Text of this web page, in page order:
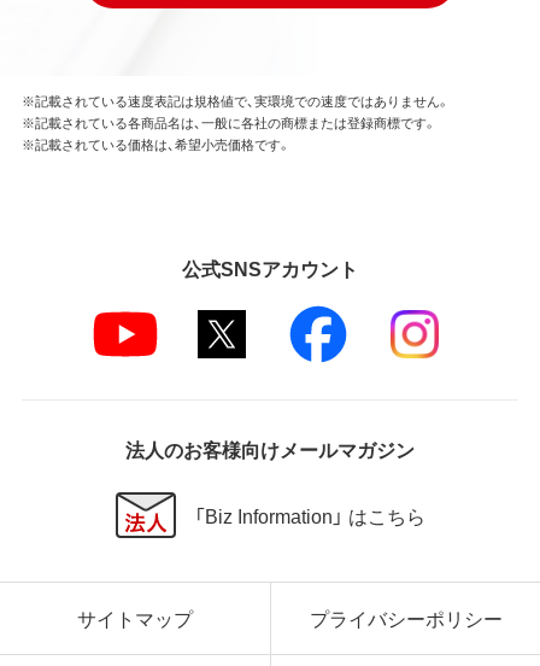
※記載されている速度表記は規格値で、実環境での速度ではありません。
※記載されている各商品名は、一般に各社の商標または登録商標です。
※記載されている価格は、希望小売価格です。
公式SNSアカウント
法人のお客様向けメールマガジン
「Biz Information」 はこちら
サイトマップ プライバシーポリシー